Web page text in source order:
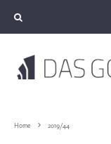
Home 2019/44